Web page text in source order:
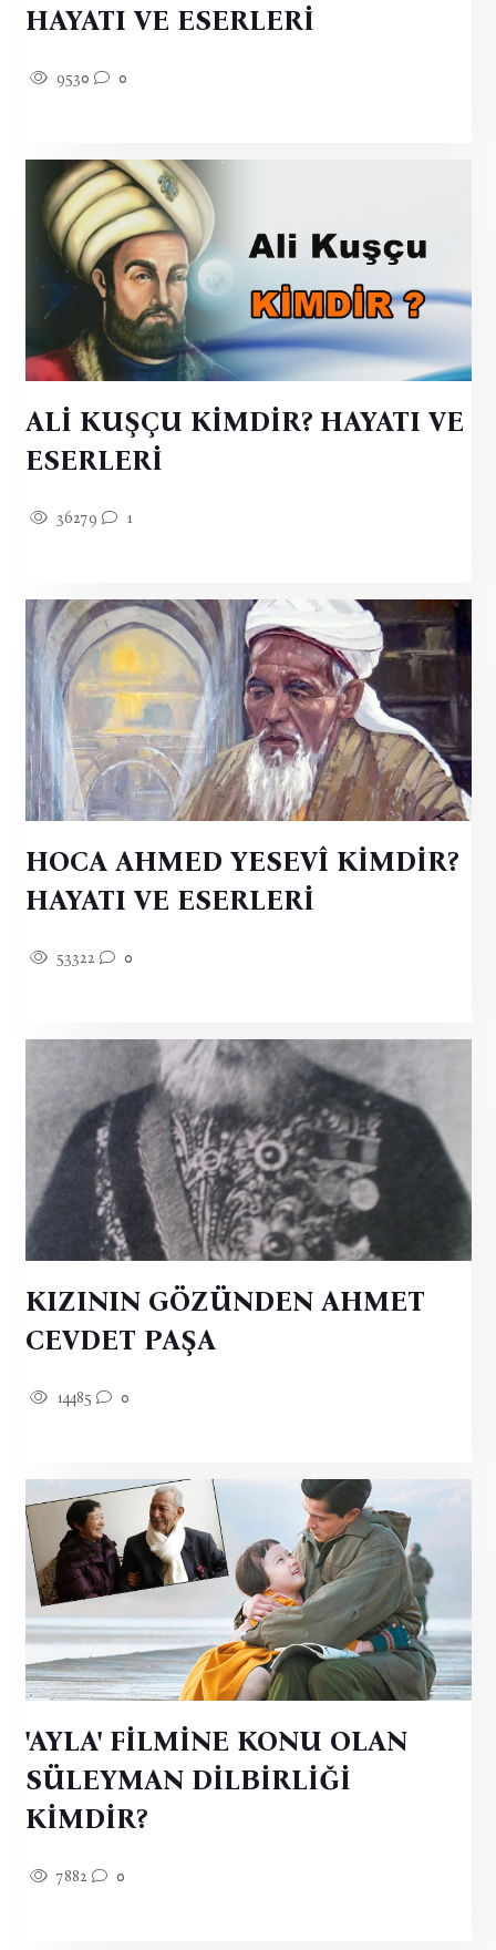
HAYATI VE ESERLERİ
9530 0
ALİ KUŞÇU KİMDİR? HAYATI VE
ESERLERİ
36279 1
HOCA AHMED YESEVÎ KİMDİR?
HAYATI VE ESERLERİ
53322 0
KIZININ GÖZÜNDEN AHMET
CEVDET PAŞA
14485 0
'AYLA' FİLMİNE KONU OLAN
SÜLEYMAN DİLBİRLİĞİ
KİMDİR?
7882 0